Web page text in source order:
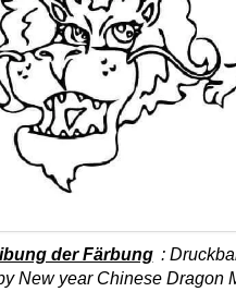
der Färbung :
New year Chinese Dragon